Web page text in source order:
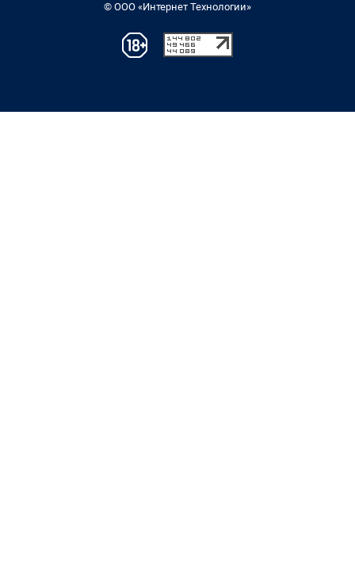
© ООО «Интернет Технологии»